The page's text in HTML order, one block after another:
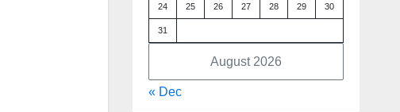
August 2026
24 25 26 27 28 29 30
31
« Dec